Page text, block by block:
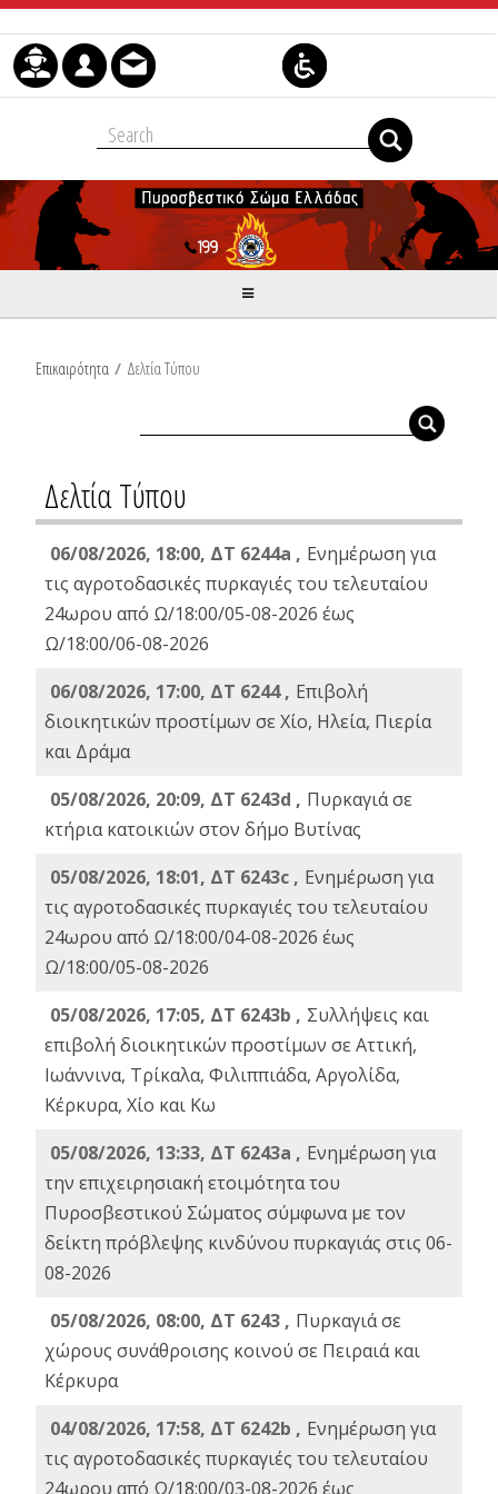
Skip to Content
Επικαιρότητα / Δελτία Τύπου
Δελτία Τύπου
06/08/2026, 18:00, ΔΤ 6244a , Ενημέρωση για
τις αγροτοδασικές πυρκαγιές του τελευταίου
24ωρου από Ω/18:00/05-08-2026 έως
Ω/18:00/06-08-2026
06/08/2026, 17:00, ΔΤ 6244 , Επιβολή
διοικητικών προστίμων σε Χίο, Ηλεία, Πιερία
και Δράμα
05/08/2026, 20:09, ΔΤ 6243d , Πυρκαγιά σε
κτήρια κατοικιών στον δήμο Βυτίνας
05/08/2026, 18:01, ΔΤ 6243c , Ενημέρωση για
τις αγροτοδασικές πυρκαγιές του τελευταίου
24ωρου από Ω/18:00/04-08-2026 έως
Ω/18:00/05-08-2026
05/08/2026, 17:05, ΔΤ 6243b , Συλλήψεις και
επιβολή διοικητικών προστίμων σε Αττική,
Ιωάννινα, Τρίκαλα, Φιλιππιάδα, Αργολίδα,
Κέρκυρα, Χίο και Κω
05/08/2026, 13:33, ΔΤ 6243a , Ενημέρωση για
την επιχειρησιακή ετοιμότητα του
Πυροσβεστικού Σώματος σύμφωνα με τον
δείκτη πρόβλεψης κινδύνου πυρκαγιάς στις 06-
08-2026
05/08/2026, 08:00, ΔΤ 6243 , Πυρκαγιά σε
χώρους συνάθροισης κοινού σε Πειραιά και
Κέρκυρα
04/08/2026, 17:58, ΔΤ 6242b , Ενημέρωση για
τις αγροτοδασικές πυρκαγιές του τελευταίου
24ωρου από Ω/18:00/03-08-2026 έως